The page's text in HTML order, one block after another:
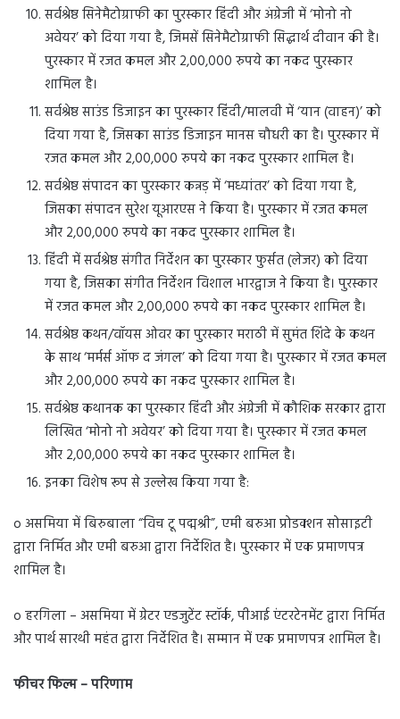
सर्वश्रेष्ठ सिनेमैटोग्राफी का पुरस्कार हिंदी और अंग्रेजी में ‘मोनो नो
अवेयर’ को दिया गया है, जिमसें सिनेमैटोग्राफी सिद्धार्थ दीवान की है।
पुरस्कार में रजत कमल और 2,00,000 रुपये का नकद पुरस्कार
शामिल है।
सर्वश्रेष्ठ साउंड डिजाइन का पुरस्कार हिंदी/मालवी में ‘यान (वाहन)’ को
दिया गया है, जिसका साउंड डिजाइन मानस चौधरी का है। पुरस्कार में
रजत कमल और 2,00,000 रुपये का नकद पुरस्कार शामिल है।
सर्वश्रेष्ठ संपादन का पुरस्कार कन्नड़ में ‘मध्यांतर’ को दिया गया है,
जिसका संपादन सुरेश यूआरएस ने किया है। पुरस्कार में रजत कमल
और 2,00,000 रुपये का नकद पुरस्कार शामिल है।
हिंदी में सर्वश्रेष्ठ संगीत निर्देशन का पुरस्कार फुर्सत (लेजर) को दिया
गया है, जिसका संगीत निर्देशन विशाल भारद्वाज ने किया है। पुरस्कार
में रजत कमल और 2,00,000 रुपये का नकद पुरस्कार शामिल है।
सर्वश्रेष्ठ कथन/वॉयस ओवर का पुरस्कार मराठी में सुमंत शिंदे के कथन
के साथ ‘मर्मर्स ऑफ द जंगल’ को दिया गया है। पुरस्कार में रजत कमल
और 2,00,000 रुपये का नकद पुरस्कार शामिल है।
सर्वश्रेष्ठ कथानक का पुरस्कार हिंदी और अंग्रेजी में कौशिक सरकार द्वारा
लिखित ‘मोनो नो अवेयर’ को दिया गया है। पुरस्कार में रजत कमल
और 2,00,000 रुपये का नकद पुरस्कार शामिल है।
इनका विशेष रूप से उल्लेख किया गया है:
o असमिया में बिरुबाला “विच टू पद्मश्री”, एमी बरुआ प्रोडक्शन सोसाइटी
द्वारा निर्मित और एमी बरुआ द्वारा निर्देशित है। पुरस्कार में एक प्रमाणपत्र
शामिल है।
o हरगिला – असमिया में ग्रेटर एडजुटेंट स्टॉर्क, पीआई एंटरटेनमेंट द्वारा निर्मित
और पार्थ सारथी महंत द्वारा निर्देशित है। सम्मान में एक प्रमाणपत्र शामिल है।
फीचर फिल्म – परिणाम